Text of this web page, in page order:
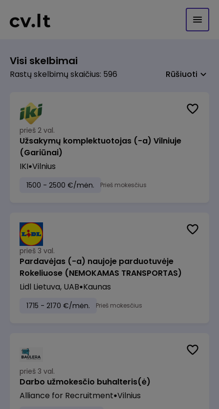
Visi skelbimai
Rastų skelbimų skaičius: 596 Rūšiuoti
prieš 2 val.
Užsakymų komplektuotojas (-a) Vilniuje
(Gariūnai)
IKI Vilnius
1500 - 2500 €/mėn. Prieš mokesčius
prieš 3 val.
Pardavėjas (-a) naujoje parduotuvėje
Rokeliuose (NEMOKAMAS TRANSPORTAS)
Lidl Lietuva, UAB Kaunas
1715 - 2170 €/mėn. Prieš mokesčius
prieš 3 val.
Darbo užmokesčio buhalteris(ė)
Alliance for Recruitment Vilnius